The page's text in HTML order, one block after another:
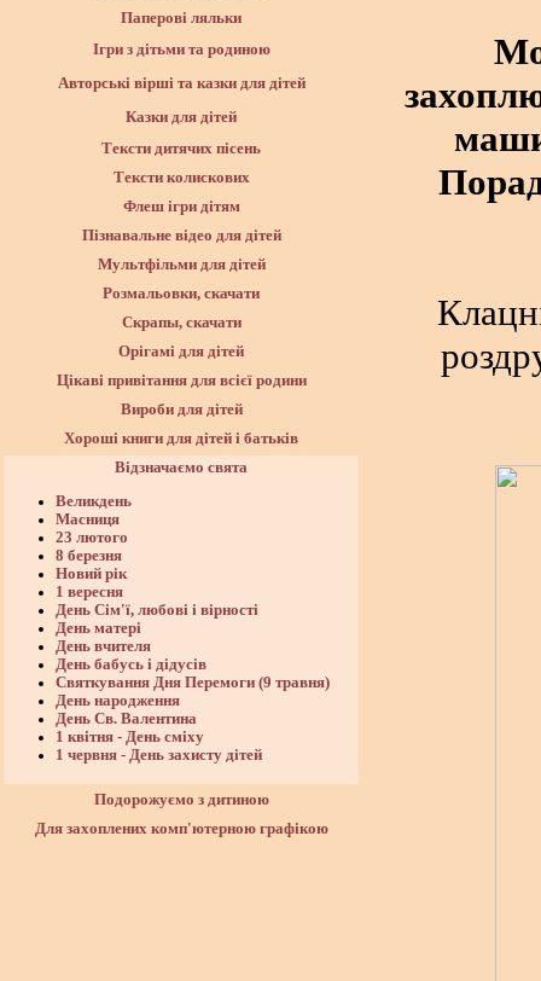
Паперові ляльки
Ігри з дітьми та родиною
Авторські вірші та казки для дітей
Казки для дітей
Тексти дитячих пісень
Тексти колискових
Флеш ігри дітям
Пізнавальне відео для дітей
Мультфільми для дітей
Розмальовки, скачати
Скрапы, скачати
Орігамі для дітей
Цікаві привітання для всієї родини
Вироби для дітей
Хороші книги для дітей і батьків
Відзначаємо свята
Великдень
Масниця
23 лютого
8 березня
Новий рік
1 вересня
День Сім'ї, любові і вірності
День матері
День вчителя
День бабусь і дідусів
Святкування Дня Перемоги (9 травня)
День народження
День Св. Валентина
1 квітня - День сміху
1 червня - День захисту дітей
Подорожуємо з дитиною
Для захоплених комп'ютерною графікою